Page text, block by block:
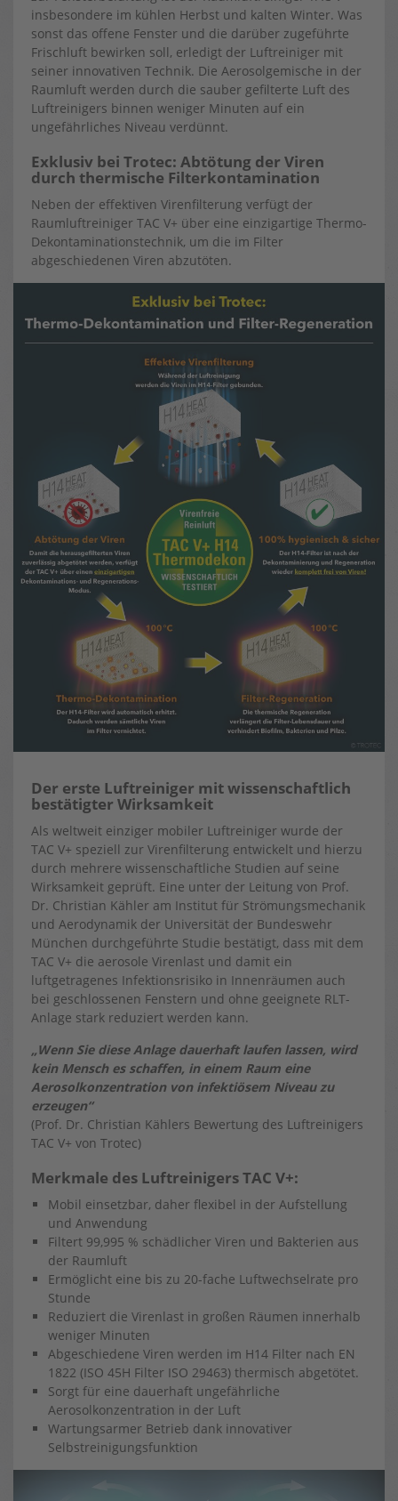
insbesondere im kühlen Herbst und kalten Winter. Was
sonst das offene Fenster und die darüber zugeführte
Frischluft bewirken soll, erledigt der Luftreiniger mit
seiner innovativen Technik. Die Aerosolgemische in der
Raumluft werden durch die sauber gefilterte Luft des
Luftreinigers binnen weniger Minuten auf ein
ungefährliches Niveau verdünnt.
Exklusiv bei Trotec: Abtötung der Viren
durch thermische Filterkontamination
Neben der effektiven Virenfilterung verfügt der
Raumluftreiniger TAC V+ über eine einzigartige Thermo-
Dekontaminationstechnik, um die im Filter
abgeschiedenen Viren abzutöten.
Der erste Luftreiniger mit wissenschaftlich
bestätigter Wirksamkeit
Als weltweit einziger mobiler Luftreiniger wurde der
TAC V+ speziell zur Virenfilterung entwickelt und hierzu
durch mehrere wissenschaftliche Studien auf seine
Wirksamkeit geprüft. Eine unter der Leitung von Prof.
Dr. Christian Kähler am Institut für Strömungsmechanik
und Aerodynamik der Universität der Bundeswehr
München durchgeführte Studie bestätigt, dass mit dem
TAC V+ die aerosole Virenlast und damit ein
luftgetragenes Infektionsrisiko in Innenräumen auch
bei geschlossenen Fenstern und ohne geeignete RLT-
Anlage stark reduziert werden kann.
„Wenn Sie diese Anlage dauerhaft laufen lassen, wird
kein Mensch es schaffen, in einem Raum eine
Aerosolkonzentration von infektiösem Niveau zu
erzeugen“
(Prof. Dr. Christian Kählers Bewertung des Luftreinigers
TAC V+ von Trotec)
Merkmale des Luftreinigers TAC V+:
Mobil einsetzbar, daher flexibel in der Aufstellung
und Anwendung
Filtert 99,995 % schädlicher Viren und Bakterien aus
der Raumluft
Ermöglicht eine bis zu 20-fache Luftwechselrate pro
Stunde
Reduziert die Virenlast in großen Räumen innerhalb
weniger Minuten
Abgeschiedene Viren werden im H14 Filter nach EN
1822 (ISO 45H Filter ISO 29463) thermisch abgetötet.
Sorgt für eine dauerhaft ungefährliche
Aerosolkonzentration in der Luft
Wartungsarmer Betrieb dank innovativer
Selbstreinigungsfunktion